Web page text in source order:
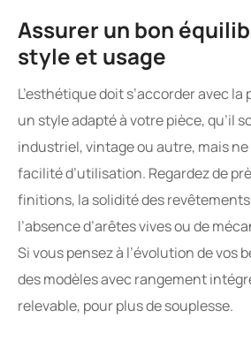
Assurer un bon
style et usage
L’esthétique doit s’accorder avec
un style adapté à votre pièce, qu’il
industriel, vintage ou autre, mais
facilité d’utilisation. Regardez de
finitions, la solidité des
l’absence d’arêtes vives ou de
Si vous pensez à l’évolution de vos
des modèles avec rangement
relevable, pour plus de souplesse.